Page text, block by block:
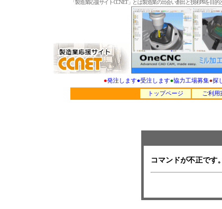
「製造業応援サイトCCNET」とは製造業の出会い創出と技術PRを
●発注します●受注します●協力工場募集●探
トップページ
ご利用
コマンドが不正です